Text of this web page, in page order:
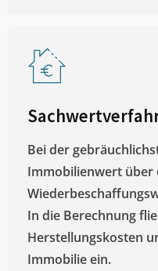
Bei der
Immobilienwert über
In die Berechnung
Herstellungskosten
Immobilie ein.